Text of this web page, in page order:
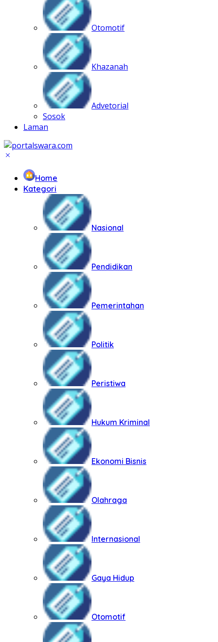
Otomotif
Khazanah
Advetorial
Sosok
Laman
Home
Kategori
Nasional
Pendidikan
Pemerintahan
Politik
Peristiwa
Hukum Kriminal
Ekonomi Bisnis
Olahraga
Internasional
Gaya Hidup
Otomotif